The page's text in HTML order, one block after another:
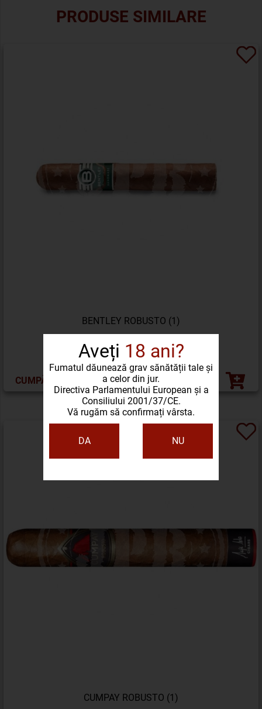
Aveți 18 ani?
Fumatul dăunează grav sănătății tale și
a celor din jur.
Directiva Parlamentului European și a
Consiliului 2001/37/CE.
Vă rugăm să confirmați vârsta.
DA NU
PRODUSE SIMILARE
BENTLEY ROBUSTO (1)
63,0050,40 LEI(-20%)
CUMPĂRĂ ACUM
CUMPAY ROBUSTO (1)